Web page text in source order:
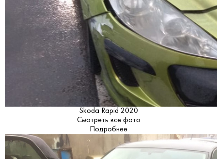
Skoda Rapid 2020
Смотреть все фото
Подробнее